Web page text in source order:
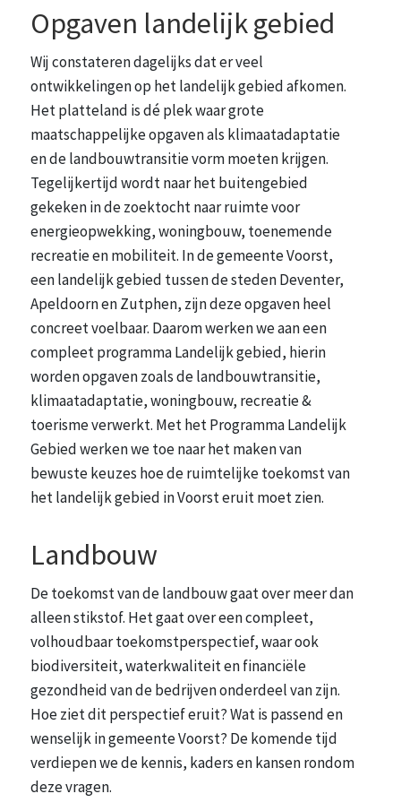
Opgaven landelijk gebied
Wij constateren dagelijks dat er veel
ontwikkelingen op het landelijk gebied afkomen.
Het platteland is dé plek waar grote
maatschappelijke opgaven als klimaatadaptatie
en de landbouwtransitie vorm moeten krijgen.
Tegelijkertijd wordt naar het buitengebied
gekeken in de zoektocht naar ruimte voor
energieopwekking, woningbouw, toenemende
recreatie en mobiliteit. In de gemeente Voorst,
een landelijk gebied tussen de steden Deventer,
Apeldoorn en Zutphen, zijn deze opgaven heel
concreet voelbaar. Daarom werken we aan een
compleet programma Landelijk gebied, hierin
worden opgaven zoals de landbouwtransitie,
klimaatadaptatie, woningbouw, recreatie &
toerisme verwerkt. Met het Programma Landelijk
Gebied werken we toe naar het maken van
bewuste keuzes hoe de ruimtelijke toekomst van
het landelijk gebied in Voorst eruit moet zien.
Landbouw
De toekomst van de landbouw gaat over meer dan
alleen stikstof. Het gaat over een compleet,
volhoudbaar toekomstperspectief, waar ook
biodiversiteit, waterkwaliteit en financiële
gezondheid van de bedrijven onderdeel van zijn.
Hoe ziet dit perspectief eruit? Wat is passend en
wenselijk in gemeente Voorst? De komende tijd
verdiepen we de kennis, kaders en kansen rondom
deze vragen.